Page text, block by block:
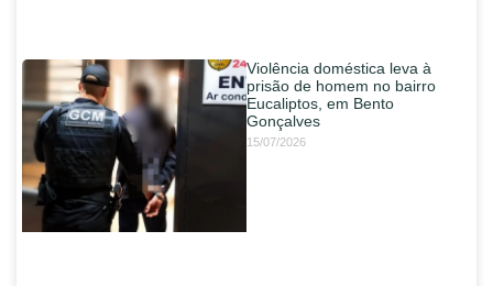
Violência doméstica leva à
prisão de homem no bairro
Eucaliptos, em Bento
Gonçalves
15/07/2026